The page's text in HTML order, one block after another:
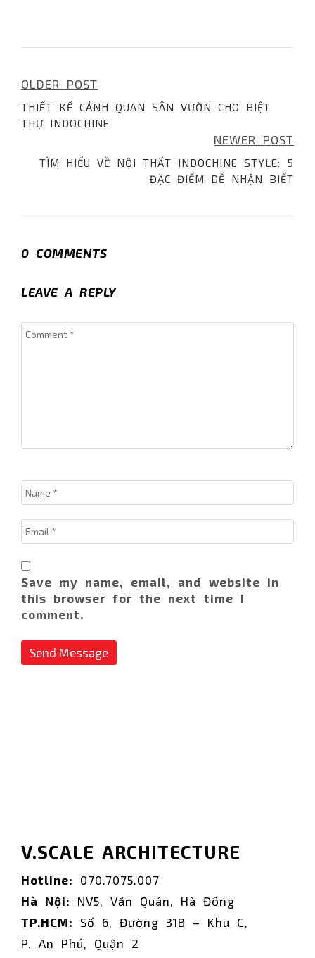
Post
navigation
OLDER POST
THIẾT KẾ CẢNH QUAN SÂN VƯỜN CHO BIỆT
THỰ INDOCHINE
NEWER POST
TÌM HIỂU VỀ NỘI THẤT INDOCHINE STYLE: 5
ĐẶC ĐIỂM DỄ NHẬN BIẾT
0 COMMENTS
LEAVE A REPLY
Save my name, email, and website in
this browser for the next time I
comment.
V.SCALE ARCHITECTURE
Hotline: 070.7075.007
Hà Nội: NV5, Văn Quán, Hà Đông
TP.HCM: Số 6, Đường 31B – Khu C,
P. An Phú, Quận 2